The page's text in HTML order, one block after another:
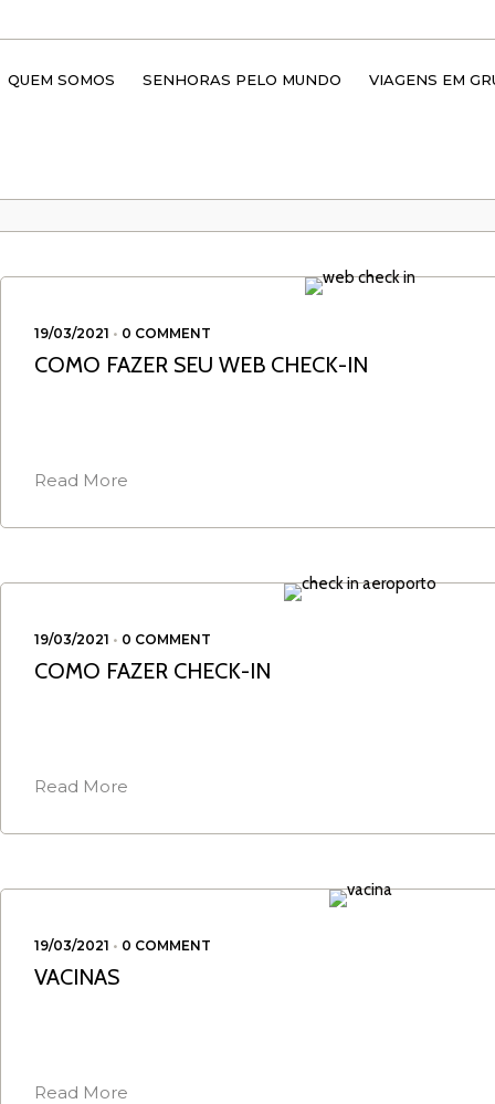
QUEM SOMOS SENHORAS PELO MUNDO VIAGENS EM
19/03/2021 • 0 COMMENT
COMO FAZER SEU WEB CHECK-IN
Read More
19/03/2021 • 0 COMMENT
COMO FAZER CHECK-IN
Read More
19/03/2021 • 0 COMMENT
VACINAS
Read More